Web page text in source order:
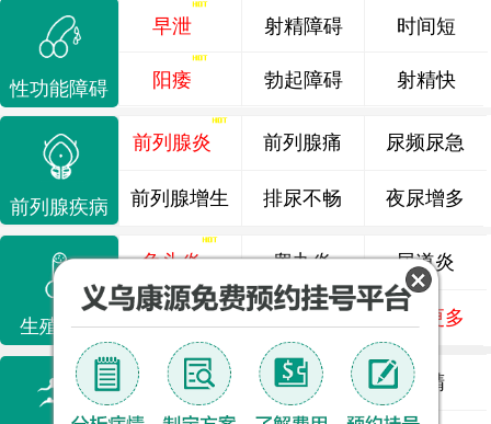
性功能障碍
早泄
阳痿
射精障碍
勃起障碍
时间短
射精快
前列腺疾病
前列腺炎 前列腺痛 尿频尿急
前列腺增生 排尿不畅 夜尿增多
生殖感染
龟头炎 睾丸炎 尿道炎
尿相关 泌尿感染 了解更多
死精 少精 弱精